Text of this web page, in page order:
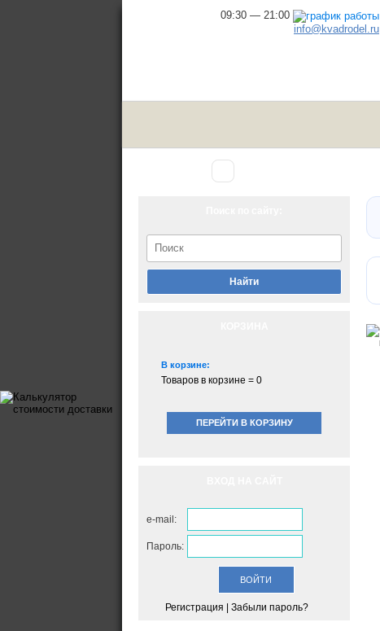
09:30 — 21:00
info@kvadrodel.ru
Найти
В корзине:
Товаров в корзине = 0
ПЕРЕЙТИ В КОРЗИНУ
e-mail:
Пароль:
Регистрация Забыли пароль?